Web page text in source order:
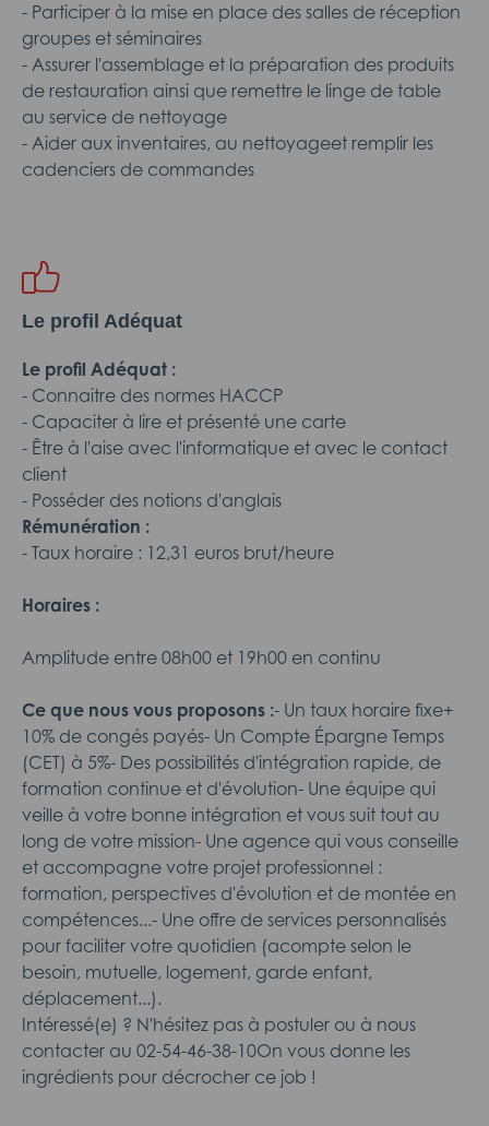
- Participer à la mise en place des salles de réception
groupes et séminaires
- Assurer l'assemblage et la préparation des produits
de restauration ainsi que remettre le linge de table
au service de nettoyage
- Aider aux inventaires, au nettoyageet remplir les
cadenciers de commandes
Le profil Adéquat
Le profil Adéquat :
- Connaitre des normes HACCP
- Capaciter à lire et présenté une carte
- Être à l'aise avec l'informatique et avec le contact
client
- Posséder des notions d'anglais
Rémunération :
- Taux horaire : 12,31 euros brut/heure
Horaires :
Amplitude entre 08h00 et 19h00 en continu
Ce que nous vous proposons :- Un taux horaire fixe+
10% de congés payés- Un Compte Épargne Temps
(CET) à 5%- Des possibilités d'intégration rapide, de
formation continue et d'évolution- Une équipe qui
veille à votre bonne intégration et vous suit tout au
long de votre mission- Une agence qui vous conseille
et accompagne votre projet professionnel :
formation, perspectives d'évolution et de montée en
compétences...- Une offre de services personnalisés
pour faciliter votre quotidien (acompte selon le
besoin, mutuelle, logement, garde enfant,
déplacement...).
Intéressé(e) ? N'hésitez pas à postuler ou à nous
contacter au 02-54-46-38-10On vous donne les
ingrédients pour décrocher ce job !